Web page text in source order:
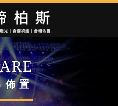
佈置